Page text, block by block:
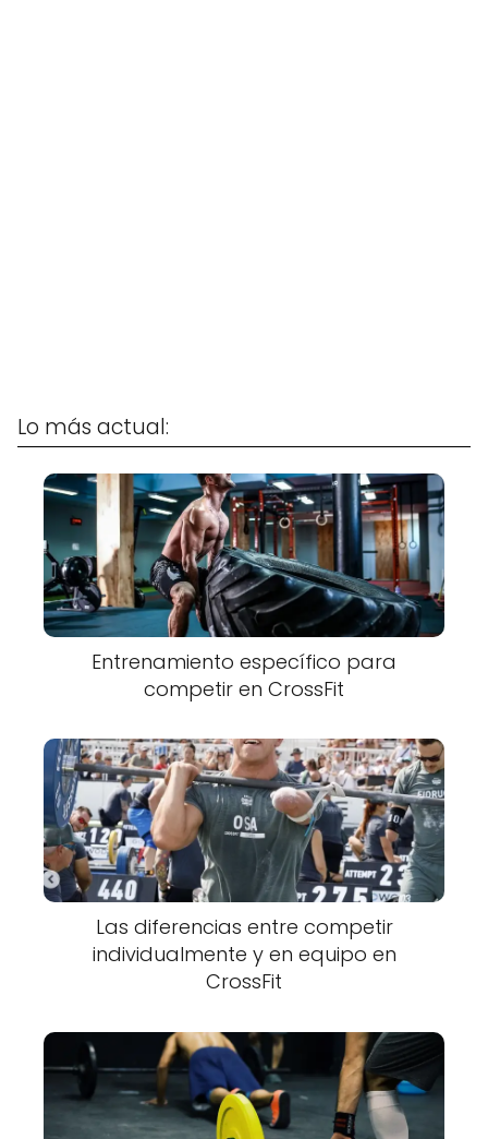
Lo más actual:
Entrenamiento específico para
competir en CrossFit
Las diferencias entre competir
individualmente y en equipo en
CrossFit